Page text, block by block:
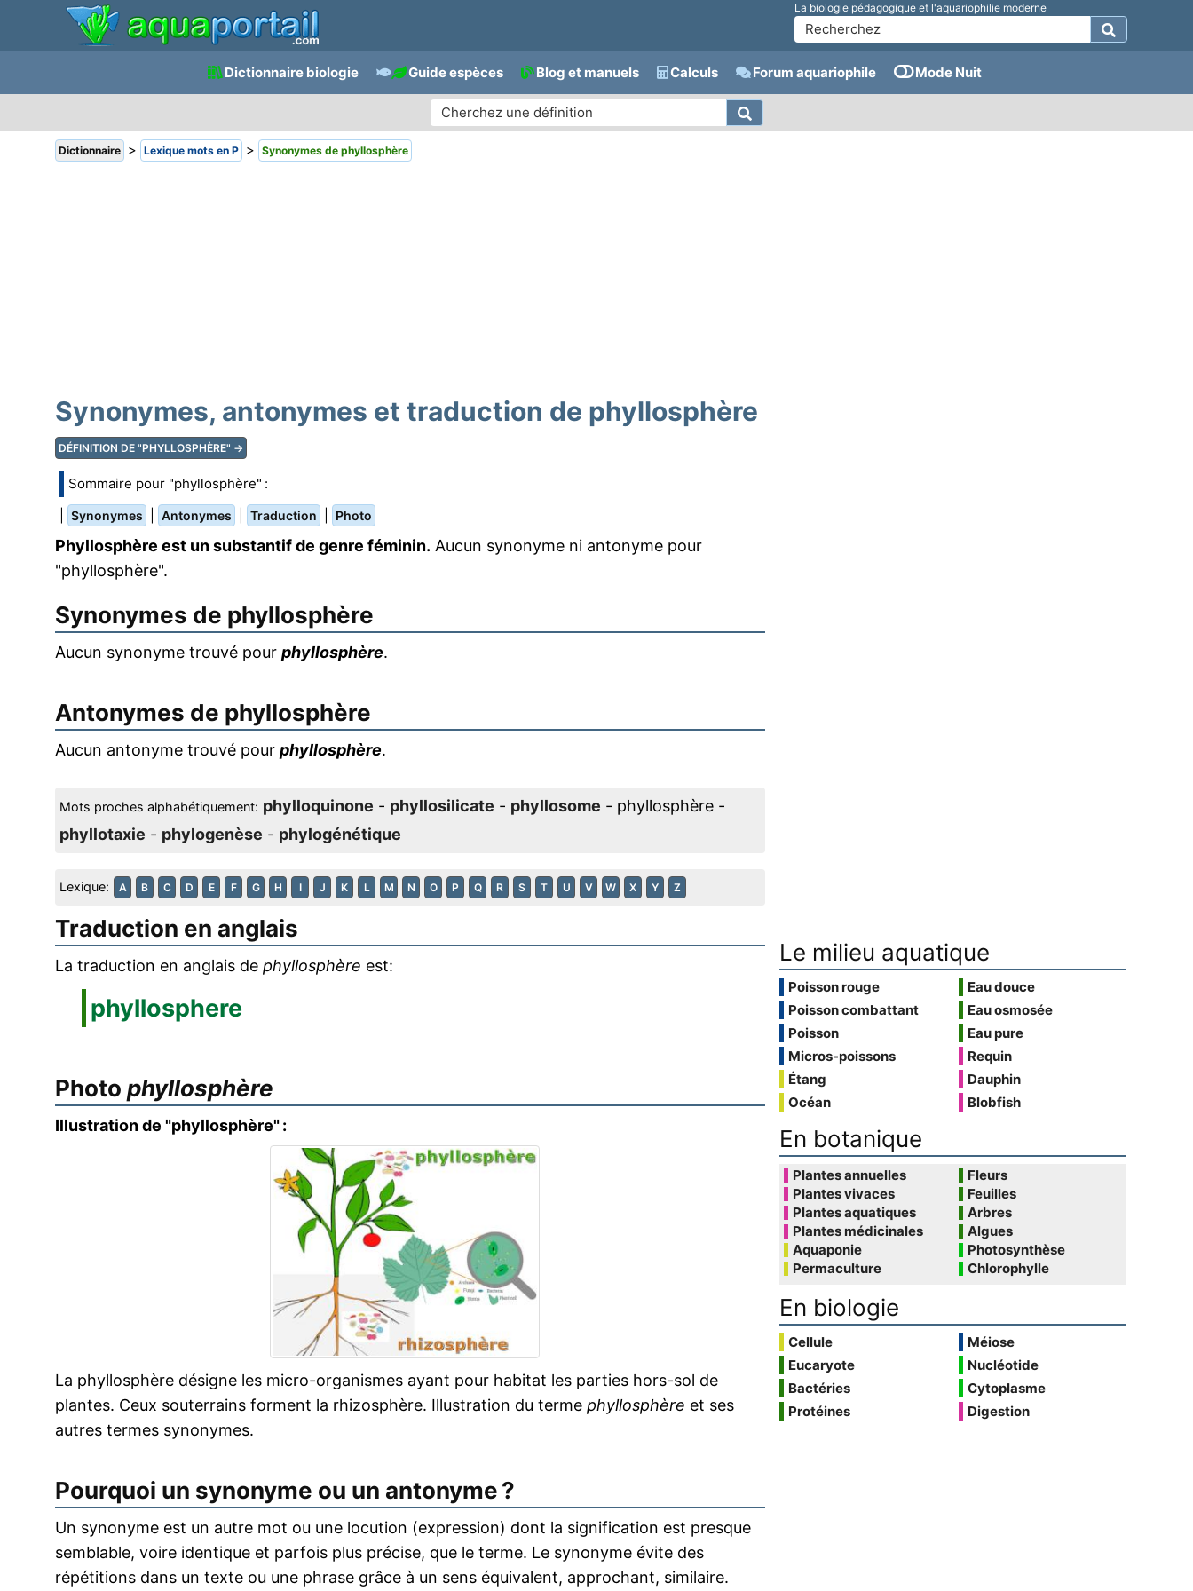
La biologie pédagogique et l'aquariophilie moderne
Dictionnaire biologie Guide espèces Blog et manuels Calculs Forum aquariophile Mode Nuit
Dictionnaire > Lexique mots en P > Synonymes de phyllosphère
Synonymes, antonymes et traduction de phyllosphère
DÉFINITION DE "PHYLLOSPHÈRE" →
Sommaire pour "phyllosphère" :
Synonymes Antonymes Traduction Photo
Phyllosphère est un substantif de genre féminin. Aucun synonyme ni antonyme pour
"phyllosphère".
Synonymes de phyllosphère
Aucun synonyme trouvé pour phyllosphère.
Antonymes de phyllosphère
Aucun antonyme trouvé pour phyllosphère.
Mots proches alphabétiquement: phylloquinone - phyllosilicate - phyllosome - phyllosphère -
phyllotaxie - phylogenèse - phylogénétique
Lexique: A B C D E F G H I J K L M N O P Q R S T U V W X Y Z
Traduction en anglais
La traduction en anglais de phyllosphère est:
phyllosphere
Photo phyllosphère
Illustration de "phyllosphère" :
La phyllosphère désigne les micro-organismes ayant pour habitat les parties hors-sol de
plantes. Ceux souterrains forment la rhizosphère. Illustration du terme phyllosphère et ses
autres termes synonymes.
Pourquoi un synonyme ou un antonyme ?
Un synonyme est un autre mot ou une locution (expression) dont la signification est presque
semblable, voire identique et parfois plus précise, que le terme. Le synonyme évite des
répétitions dans un texte ou une phrase grâce à un sens équivalent, approchant, similaire.
Le milieu aquatique
Poisson rouge
Poisson combattant
Poisson
Micros-poissons
Étang
Océan
Eau douce
Eau osmosée
Eau pure
Requin
Dauphin
Blobfish
En botanique
Plantes annuelles
Plantes vivaces
Plantes aquatiques
Plantes médicinales
Aquaponie
Permaculture
Fleurs
Feuilles
Arbres
Algues
Photosynthèse
Chlorophylle
En biologie
Cellule
Eucaryote
Bactéries
Protéines
Méiose
Nucléotide
Cytoplasme
Digestion